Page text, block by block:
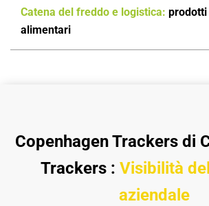
Catena del freddo e logistica:
alimentari
Copenhagen Trackers di
Trackers : Visibilità
aziendale